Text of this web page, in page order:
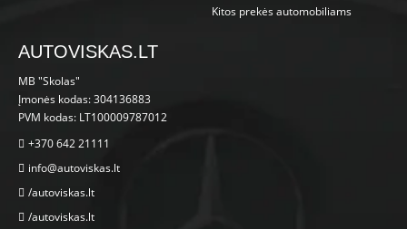
Kitos prekės automobiliams
AUTOVISKAS.LT
MB "Skolas"
Įmonės kodas: 304136883
PVM kodas: LT100009787012
+370 642 21111
info@autoviskas.lt
/autoviskas.lt
/autoviskas.lt